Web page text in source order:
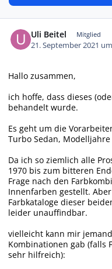
Uli Beitel Mitglied
21. September 2021
Hallo zusammen,
ich hoffe, dass dieses
behandelt wurde.
Es geht um die
Turbo Sedan, Modelljahre
Da ich so ziemlich alle
1970 bis zum bitteren
Frage nach den
Innenfarben gestellt.
Farbkataloge dieser
leider unauffindbar.
vielleicht kann mir
Kombinationen gab (falls
sehr hilfreich):